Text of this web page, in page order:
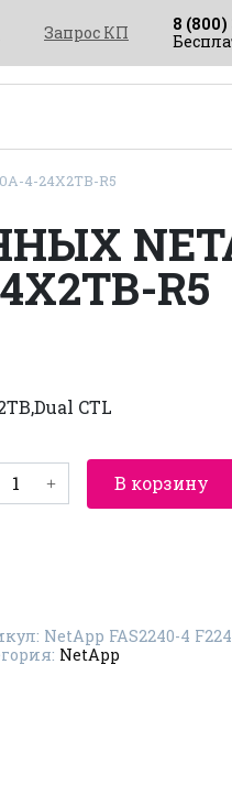
Запрос КП
8 (800)
4-24X2TB-R5
R5
CTL
В корзину
NetApp FAS2240-4
NetApp